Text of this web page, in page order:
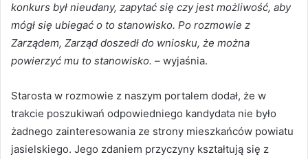
konkurs był nieudany, zapytać się czy jest możliwość, aby
mógł się ubiegać o to stanowisko. Po rozmowie z
Zarządem, Zarząd doszedł do wniosku, że można
powierzyć mu to stanowisko. – wyjaśnia.
Starosta w rozmowie z naszym portalem dodał, że w
trakcie poszukiwań odpowiedniego kandydata nie było
żadnego zainteresowania ze strony mieszkańców powiatu
jasielskiego. Jego zdaniem przyczyny kształtują się z